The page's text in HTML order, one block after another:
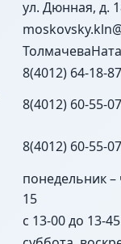
ул. Дюнная, д.
8(4012) 64-18-87
8(4012) 60-55-07
8(4012) 60-55-07
понедельник –
15
с 13-00 до 13-45